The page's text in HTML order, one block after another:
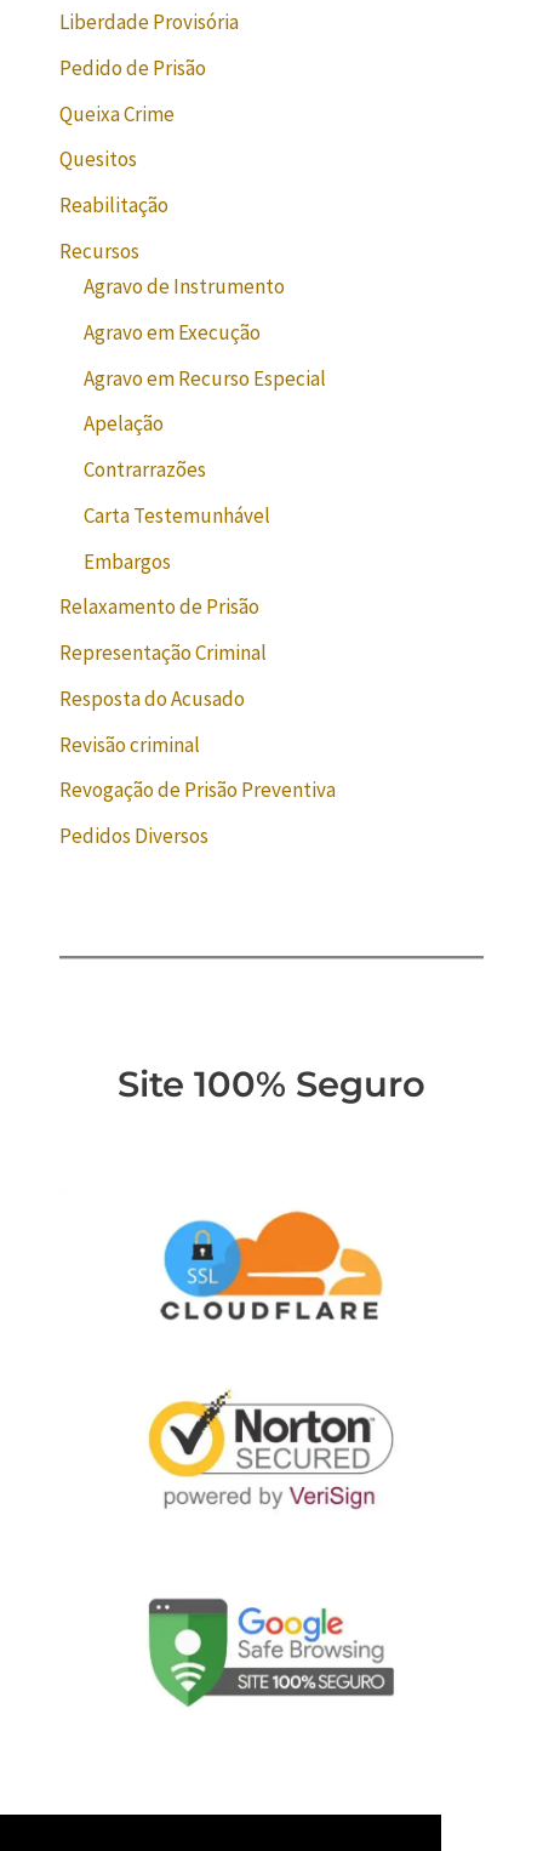
Liberdade Provisória
Pedido de Prisão
Queixa Crime
Quesitos
Reabilitação
Recursos
Agravo de Instrumento
Agravo em Execução
Agravo em Recurso Especial
Apelação
Contrarrazões
Carta Testemunhável
Embargos
Relaxamento de Prisão
Representação Criminal
Resposta do Acusado
Revisão criminal
Revogação de Prisão Preventiva
Pedidos Diversos
Site 100% Seguro